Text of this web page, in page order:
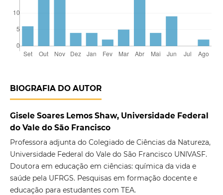
BIOGRAFIA DO AUTOR
Gisele Soares Lemos Shaw, Universidade Federal
do Vale do São Francisco
Professora adjunta do Colegiado de Ciências da Natureza,
Universidade Federal do Vale do São Francisco UNIVASF.
Doutora em educação em ciências: química da vida e
saúde pela UFRGS. Pesquisas em formação docente e
educação para estudantes com TEA.